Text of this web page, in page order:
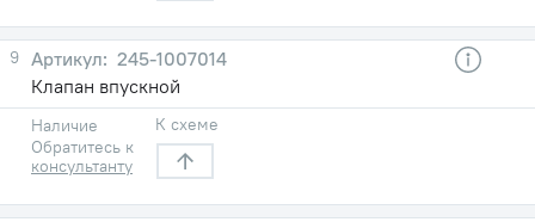
9
245-1007014
Клапан впускной
Наличие
Обратитесь к
консультанту
К схеме